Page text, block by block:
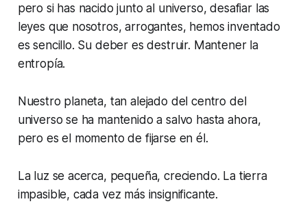
pero si has nacido junto al universo, desafiar las
leyes que nosotros, arrogantes, hemos inventado
es sencillo. Su deber es destruir. Mantener la
entropía.
Nuestro planeta, tan alejado del centro del
universo se ha mantenido a salvo hasta ahora,
pero es el momento de fijarse en él.
La luz se acerca, pequeña, creciendo. La tierra
impasible, cada vez más insignificante.